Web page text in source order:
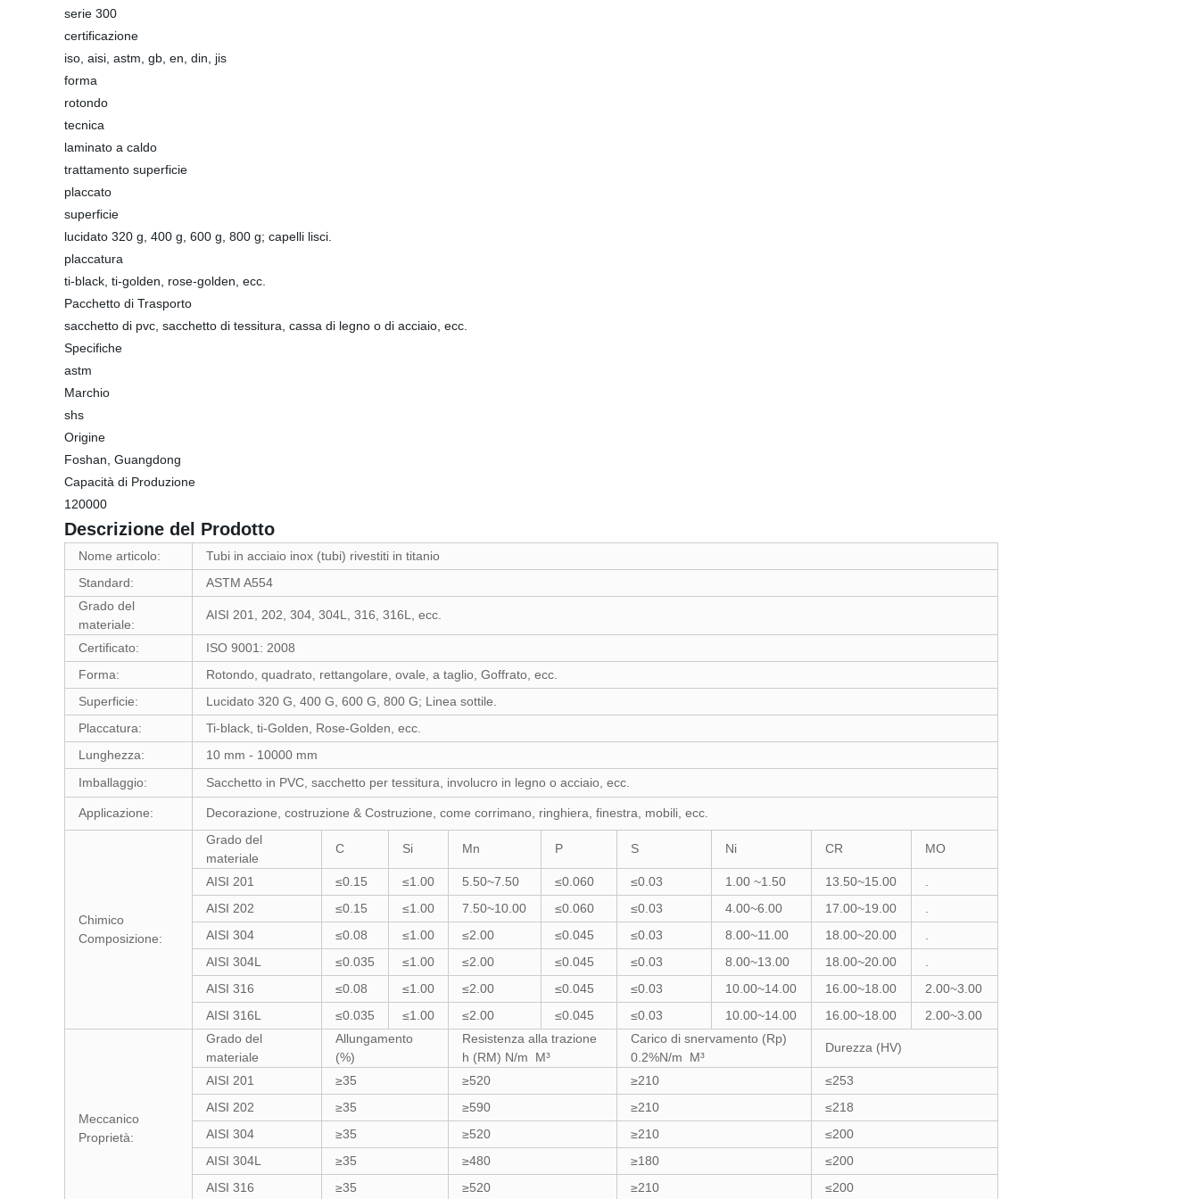
serie 300
certificazione
iso, aisi, astm, gb, en, din, jis
forma
rotondo
tecnica
laminato a caldo
trattamento superficie
placcato
superficie
lucidato 320 g, 400 g, 600 g, 800 g; capelli lisci.
placcatura
ti-black, ti-golden, rose-golden, ecc.
Pacchetto di Trasporto
sacchetto di pvc, sacchetto di tessitura, cassa di legno o di acciaio, ecc.
Specifiche
astm
Marchio
shs
Origine
Foshan, Guangdong
Capacità di Produzione
120000
Descrizione del Prodotto
Nome articolo:
Tubi in acciaio inox (tubi) rivestiti in titanio
Standard:
ASTM A554
Grado del
materiale:
AISI 201, 202, 304, 304L, 316, 316L, ecc.
Certificato:
ISO 9001: 2008
Forma:
Rotondo, quadrato, rettangolare, ovale, a taglio, Goffrato, ecc.
Superficie:
Lucidato 320 G, 400 G, 600 G, 800 G; Linea sottile.
Placcatura:
Ti-black, ti-Golden, Rose-Golden, ecc.
Lunghezza:
10 mm - 10000 mm
Imballaggio:
Sacchetto in PVC, sacchetto per tessitura, involucro in legno o acciaio, ecc.
Applicazione: Decorazione, costruzione & Costruzione, come corrimano, ringhiera, finestra, mobili, ecc.
Chimico
Composizione:
Grado del
materiale
C Si Mn P S Ni CR MO
AISI 201 ≤0.15 ≤1.00 5.50~7.50 ≤0.060 ≤0.03 1.00 ~1.50 13.50~15.00
AISI 202
≤0.15 ≤1.00 7.50~10.00 ≤0.060 ≤0.03 4.00~6.00 17.00~19.00
AISI 304
≤0.08 ≤1.00 ≤2.00 ≤0.045 ≤0.03 8.00~11.00 18.00~20.00
AISI 304L
≤0.035 ≤1.00 ≤2.00 ≤0.045 ≤0.03 8.00~13.00 18.00~20.00
AISI 316
≤0.08 ≤1.00 ≤2.00 ≤0.045 ≤0.03 10.00~14.00 16.00~18.00
2.00~3.00
AISI 316L
≤0.035 ≤1.00 ≤2.00 ≤0.045 ≤0.03 10.00~14.00 16.00~18.00 2.00~3.00
Meccanico
Proprietà:
Grado del
materiale
Allungamento
(%)
Resistenza alla trazione
h (RM) N/m M³
Carico di snervamento (Rp)
0.2%N/m M³
Durezza (HV)
AISI 201 ≥35 ≥520 ≥210
≤253
AISI 202
≥35 ≥590 ≥210
≤218
AISI 304
≥35 ≥520 ≥210
≤200
AISI 304L
≥35 ≥480 ≥180
≤200
AISI 316
≥35 ≥520 ≥210 ≤200